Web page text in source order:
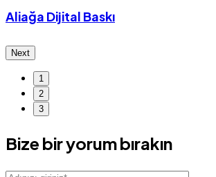
Aliağa Dijital Baskı
Next
1
2
3
Bize bir yorum bırakın